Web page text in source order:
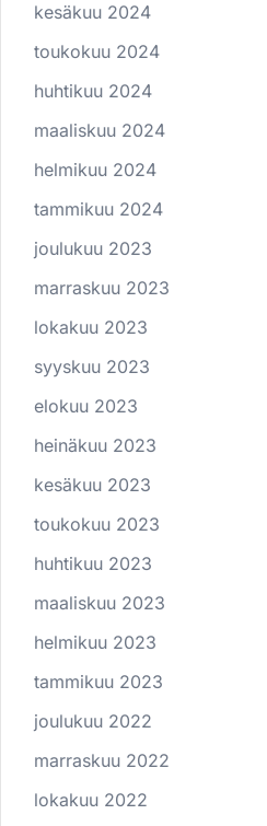
kesäkuu 2024
toukokuu 2024
huhtikuu 2024
maaliskuu 2024
helmikuu 2024
tammikuu 2024
joulukuu 2023
marraskuu 2023
lokakuu 2023
syyskuu 2023
elokuu 2023
heinäkuu 2023
kesäkuu 2023
toukokuu 2023
huhtikuu 2023
maaliskuu 2023
helmikuu 2023
tammikuu 2023
joulukuu 2022
marraskuu 2022
lokakuu 2022